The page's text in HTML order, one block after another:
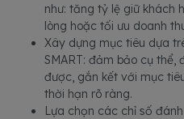
như: tăng tỷ lệ giữ khách
lòng hoặc tối ưu doanh
Xây dựng mục tiêu dựa
SMART: đảm bảo cụ
được, gắn kết với mục
thời hạn rõ ràng.
Lựa chọn các chỉ số